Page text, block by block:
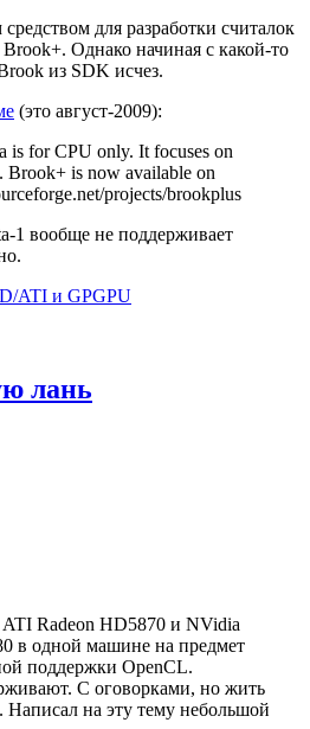
для разработки считалок
Однако начиная с какой-то
из SDK исчез.
(это август-2009):
is for CPU only. It focuses on
is now available on
projects/brookplus
1 вообще не поддерживает
ATI и GPGPU
лань
Radeon HD5870 и NVidia
в одной машине на предмет
поддержки OpenCL.
С оговорками, но жить
на эту тему небольшой